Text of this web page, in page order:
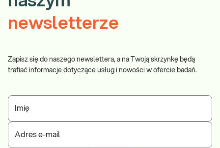
newsletterze
Zapisz się do naszego newslettera, a na Twoją skrzynkę będą
trafiać informacje dotyczące usług i nowości w ofercie badań.
Imię
Adres e-mail